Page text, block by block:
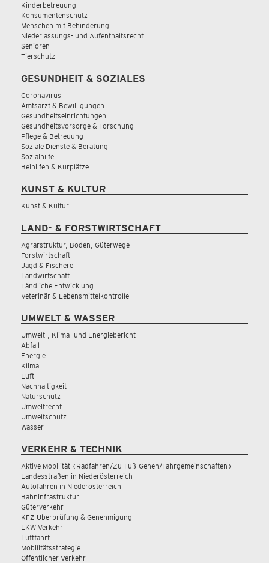
Kinderbetreuung
Konsumentenschutz
Menschen mit Behinderung
Niederlassungs- und Aufenthaltsrecht
Senioren
Tierschutz
GESUNDHEIT & SOZIALES
Coronavirus
Amtsarzt & Bewilligungen
Gesundheitseinrichtungen
Gesundheitsvorsorge & Forschung
Pflege & Betreuung
Soziale Dienste & Beratung
Sozialhilfe
Beihilfen & Kurplätze
KUNST & KULTUR
Kunst & Kultur
LAND- & FORSTWIRTSCHAFT
Agrarstruktur, Boden, Güterwege
Forstwirtschaft
Jagd & Fischerei
Landwirtschaft
Ländliche Entwicklung
Veterinär & Lebensmittelkontrolle
UMWELT & WASSER
Umwelt-, Klima- und Energiebericht
Abfall
Energie
Klima
Luft
Nachhaltigkeit
Naturschutz
Umweltrecht
Umweltschutz
Wasser
VERKEHR & TECHNIK
Aktive Mobilität (Radfahren/Zu-Fuß-Gehen/Fahrgemeinschaften)
Landesstraßen in Niederösterreich
Autofahren in Niederösterreich
Bahninfrastruktur
Güterverkehr
KFZ-Überprüfung & Genehmigung
LKW Verkehr
Luftfahrt
Mobilitätsstrategie
Öffentlicher Verkehr